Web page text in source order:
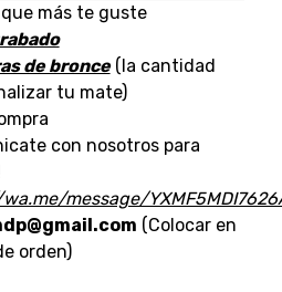
más te guste
de bronce(la cantidad
tu mate)
con nosotros para
message/
(Colocar en
orden)